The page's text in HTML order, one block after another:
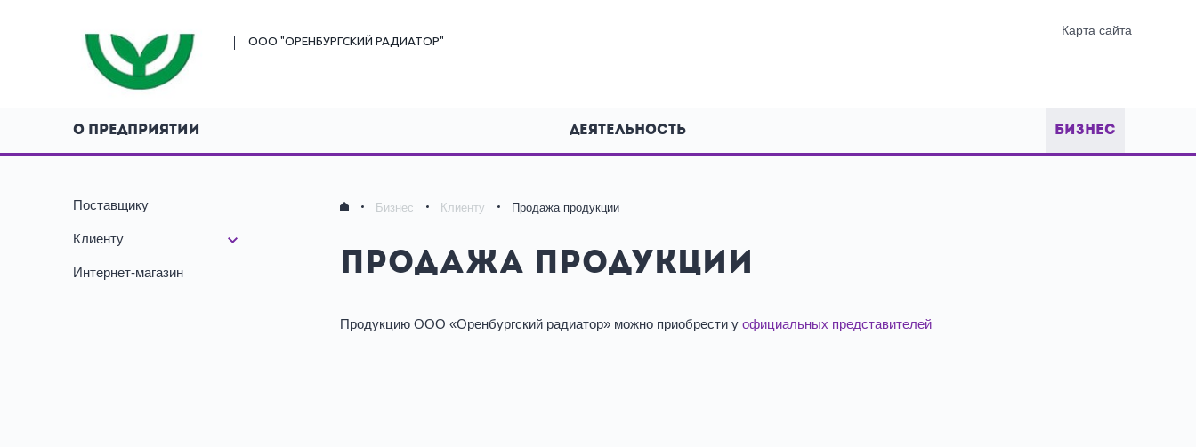
ООО "ОРЕНБУРГСКИЙ РАДИАТОР"
Карта сайта
О ПРЕДПРИЯТИИ ДЕЯТЕЛЬНОСТЬ БИЗНЕС
Поставщику
Клиенту
Интернет-магазин
Бизнес Клиенту Продажа продукции
Продажа продукции
Продукцию ООО «Оренбургский радиатор» можно приобрести у официальных представителей